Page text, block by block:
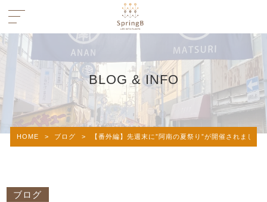
BLOG & INFO
HOME > ブログ > 【番外編】先週末に”阿南の夏祭り”が開催されました
ブログ